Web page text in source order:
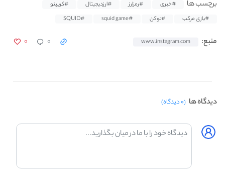
برچسب ها
#خبری #رمزارز #ارزدیجیتال
#کریپتو
#بازی مرکب
#توکن #squid game
#SQUID
منبع: www.instagram.com ۰ ۰
دیدگاه ها (۰ دیدگاه)